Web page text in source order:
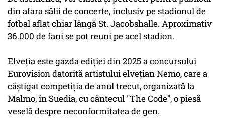
din afara sălii de concerte, inclusiv pe stadionul de
fotbal aflat chiar lângă St. Jacobshalle. Aproximativ
36.000 de fani se pot reuni pe acel stadion.
Elveţia este gazda ediţiei din 2025 a concursului
Eurovision datorită artistului elveţian Nemo, care a
câştigat competiţia de anul trecut, organizată la
Malmo, în Suedia, cu cântecul "The Code", o piesă
veselă despre neconformitatea de gen.